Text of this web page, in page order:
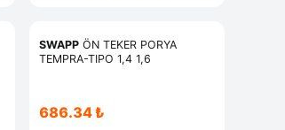
SWAPP ÖN TEKER PORYA
TEMPRA-TIPO 1,4 1,6
686.34 ₺